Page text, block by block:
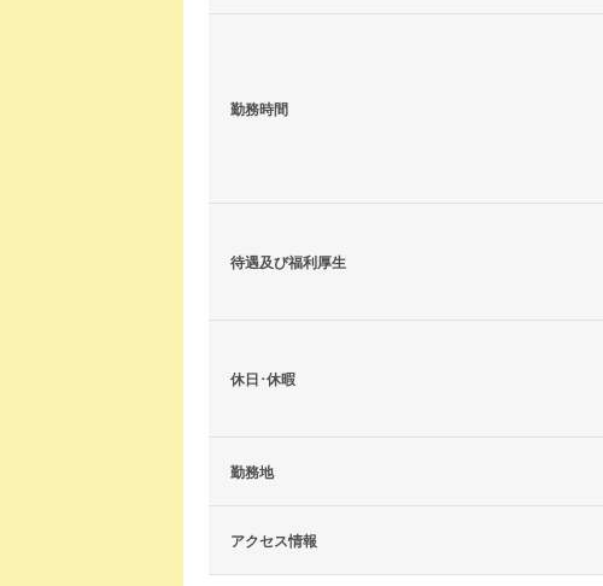
勤務時間
待遇及び福利厚生
休日･休暇
勤務地
アクセス情報